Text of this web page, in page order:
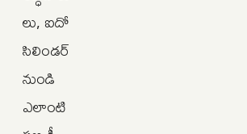
లు, ఐదో
సిలిండర్
నుండి
ఎలాంటి